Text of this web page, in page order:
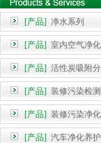
[产品] 净水系列
[产品] 室内空气净
[产品] 活性炭吸附
[产品] 装修污染检
[产品] 装修污染净
[产品] 汽车净化养